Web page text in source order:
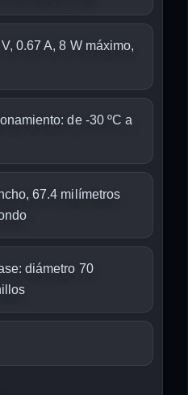
0.67 A, 8 W máximo,
de -30 ºC a
67.4 milímetros
diámetro 70